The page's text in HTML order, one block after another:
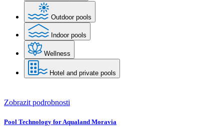
Outdoor pools
Indoor pools
Wellness
Hotel and private pools
Zobrazit podrobnosti
Pool Technology for Aqualand Moravia